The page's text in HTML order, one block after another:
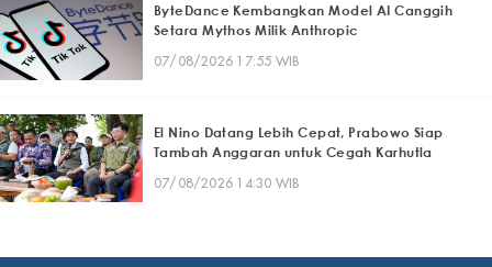
ByteDance Kembangkan Model AI Canggih
Setara Mythos Milik Anthropic
07/08/2026 17:55 WIB
El Nino Datang Lebih Cepat, Prabowo Siap
Tambah Anggaran untuk Cegah Karhutla
07/08/2026 14:30 WIB